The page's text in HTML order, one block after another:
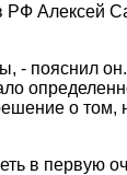
РФ Алексей
- пояснил
о том,
в первую